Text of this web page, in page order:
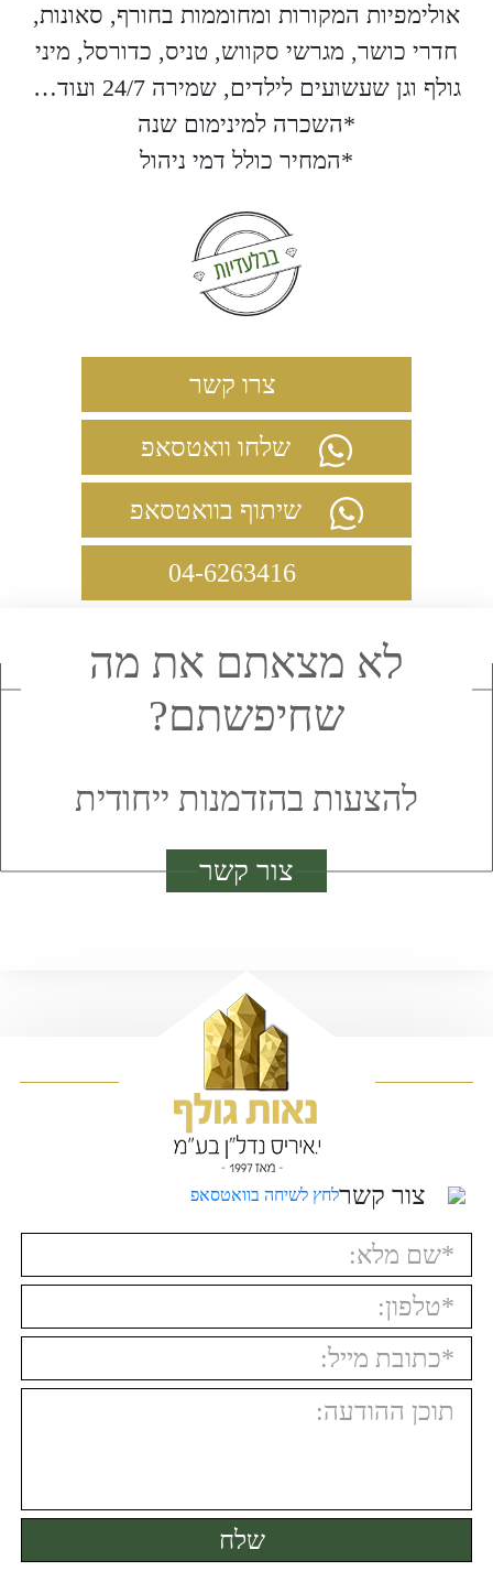
אולימפיות המקורות ומחוממות בחורף, סאונות,
חדרי כושר, מגרשי סקווש, טניס, כדורסל, מיני
גולף וגן שעשועים לילדים, שמירה 24/7 ועוד…
*השכרה למינימום שנה
*המחיר כולל דמי ניהול
צרו קשר
שלחו וואטסאפ
שיתוף בוואטסאפ
לא מצאתם את מה
שחיפשתם?
להצעות בהזדמנות ייחודית
צור קשר
צור קשרלחץ לשיחה בוואטסאפ